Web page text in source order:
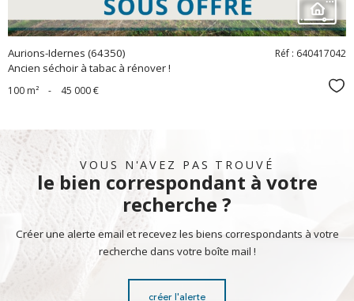
Aurions-Idernes (64350)
Ancien séchoir à tabac à rénover !
Réf : 640417042
100 m² - 45 000 €
VOUS N'AVEZ PAS TROUVÉ
le bien correspondant à votre
recherche ?
Créer une alerte email et recevez les biens correspondants à votre
recherche dans votre boîte mail !
créer l'alerte